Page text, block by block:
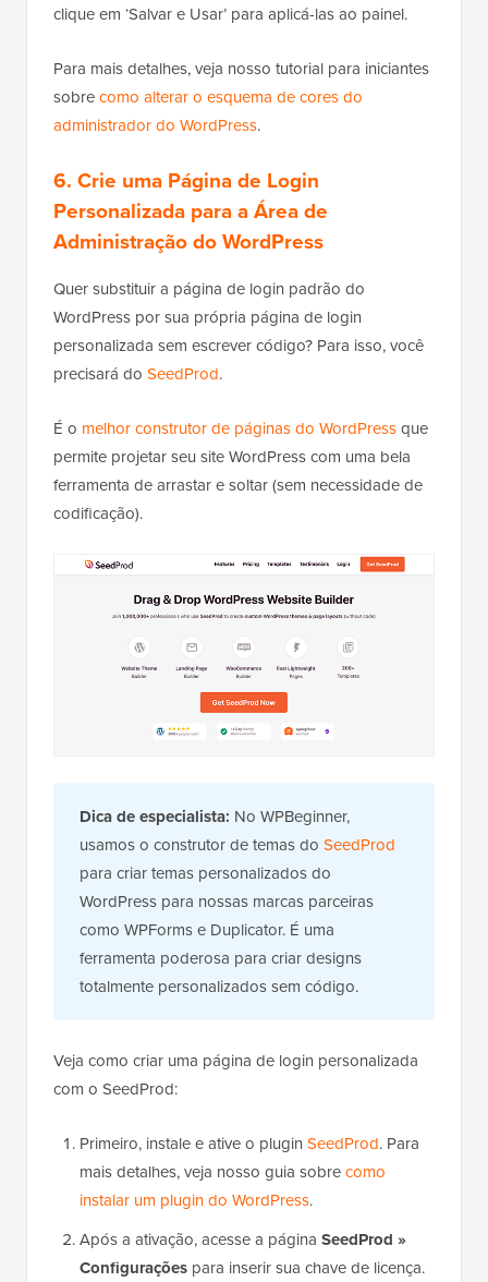
clique em ‘Salvar e Usar’ para aplicá-las ao painel.
Para mais detalhes, veja nosso tutorial para iniciantes
sobrecomo alterar o esquema de cores do
administrador do WordPress.
6. Crie uma Página de Login
Personalizada para a Área de
Administração do WordPress
Quer substituir a página de login padrão do
WordPress por sua própria página de login
personalizada sem escrever código? Para isso, você
precisará do SeedProd.
É o melhor construtor de páginas do WordPressque
permite projetar seu site WordPress com uma bela
ferramenta de arrastar e soltar (sem necessidade de
codificação).
Dica de especialista: No WPBeginner,
usamos o construtor de temas do SeedProd
para criar temas personalizados do
WordPress para nossas marcas parceiras
como WPForms e Duplicator. É uma
ferramenta poderosa para criar designs
totalmente personalizados sem código.
Veja como criar uma página de login personalizada
com o SeedProd:
Primeiro, instale e ative o plugin SeedProd. Para
mais detalhes, veja nosso guia sobrecomo
instalar um plugin do WordPress.
Após a ativação, acesse a página SeedProd »
Configurações para inserir sua chave de licença.